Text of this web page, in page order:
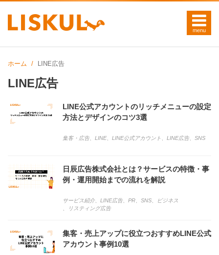
ホーム LINE広告
LINE広告
LINE公式アカウントのリッチメニューの設定
方法とデザインのコツ3選
集客・広告、 LINE、 LINE公式アカウント LINE広告、 SNS
日辰広告株式会社とは？サービスの特徴・事
例・運用開始までの流れを解説
サービス紹介、 LINE広告、 PR SNS
ビジネス
リスティング広告
集客・売上アップに役立つおすすめLINE公式
アカウント事例10選